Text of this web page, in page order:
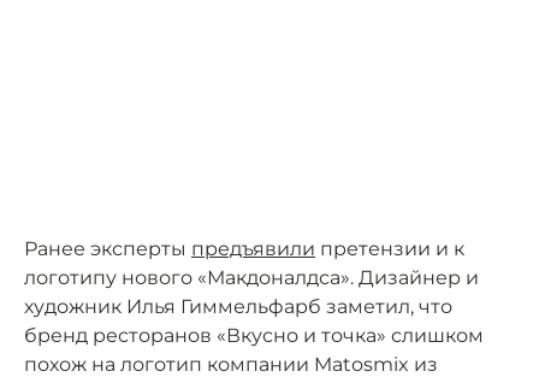
Ранее эксперты предъявили претензии и к
логотипу нового «Макдоналдса». Дизайнер и
художник Илья Гиммельфарб заметил, что
бренд ресторанов «Вкусно и точка» слишком
похож на логотип компании Matosmix из